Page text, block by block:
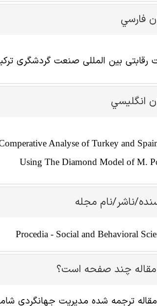
فارسي
رقابتی بین المللی صنعت گردشگری
انگليسي
Analyse of Turkey and
Using The Diamond Model of M.
ناشر/نام مجله
Procedia - Social and Behavioral
مقاله چند صفحه است؟